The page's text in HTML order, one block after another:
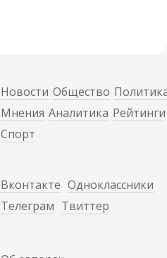
Новости Общество
Мнения Аналитика Рейтинги
Спорт
Вконтакте Одноклассники
Телеграм Твиттер